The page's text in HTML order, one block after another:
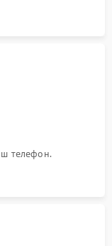
телефон.